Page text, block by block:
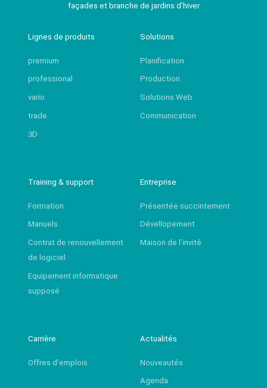
façades et branche de jardins d’hiver
Lignes de produits
premium
professional
vario
trade
3D
Solutions
Planification
Production
Solutions Web
Communication
Training & support
Formation
Manuels
Contrat de renouvellement
de logiciel
Equipement informatique
supposé
Entreprise
Présentée succintement
Dévellopement
Maison de l’invité
Carrière
Offres d’emplois
Actualités
Nouveautés
Agenda